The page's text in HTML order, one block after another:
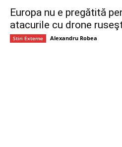
Europa nu e pregătită
atacurile cu drone
Stiri Externe Alexandru Robea